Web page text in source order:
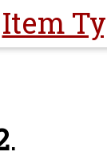
Item
.